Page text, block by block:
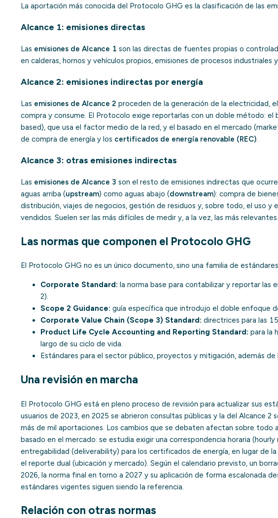
La aportación más conocida del Protocolo GHG es la clasificación de las
Alcance 1: emisiones directas
Las emisiones de Alcance 1 son las directas de fuentes propias o
en calderas, hornos y vehículos propios, emisiones de procesos
Alcance 2: emisiones indirectas por energía
Las emisiones de Alcance 2 proceden de la generación de la electricidad,
compra y consume. El Protocolo exige reportarlas con un doble método: el
based), que usa el factor medio de la red, y el basado en el mercado
de compra de energía y los certificados de energía renovable (REC).
Alcance 3: otras emisiones indirectas
Las emisiones de Alcance 3 son el resto de emisiones indirectas que
aguas arriba (upstream) como aguas abajo (downstream): compra de
distribución, viajes de negocios, gestión de residuos y, sobre todo, el uso y
vendidos. Suelen ser las más difíciles de medir y, a la vez, las más relevantes.
Las normas que componen el Protocolo GHG
El Protocolo GHG no es un único documento, sino una familia de
Corporate Standard: la norma base para contabilizar y reportar las
2).
Scope 2 Guidance: guía específica que introdujo el doble enfoque
Corporate Value Chain (Scope 3) Standard: directrices para las
Product Life Cycle Accounting and Reporting Standard: para la
largo de su ciclo de vida.
Estándares para el sector público, proyectos y mitigación, además
Una revisión en marcha
El Protocolo GHG está en pleno proceso de revisión para actualizar sus
usuarios de 2023, en 2025 se abrieron consultas públicas y la del Alcance
más de mil aportaciones. Los cambios que se debaten afectan sobre todo
basado en el mercado: se estudia exigir una correspondencia horaria
entregabilidad (deliverability) para los certificados de energía, en lugar de
el reporte dual (ubicación y mercado). Según el calendario previsto, un
2026, la norma final en torno a 2027 y su aplicación de forma escalonada
estándares vigentes siguen siendo la referencia.
Relación con otras normas